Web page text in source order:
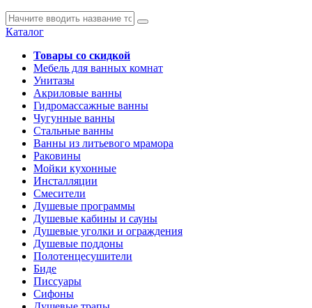
Каталог
Товары со скидкой
Мебель для ванных комнат
Унитазы
Акриловые ванны
Гидромассажные ванны
Чугунные ванны
Стальные ванны
Ванны из литьевого мрамора
Раковины
Мойки кухонные
Инсталляции
Смесители
Душевые программы
Душевые кабины и сауны
Душевые уголки и ограждения
Душевые поддоны
Полотенцесушители
Биде
Писсуары
Сифоны